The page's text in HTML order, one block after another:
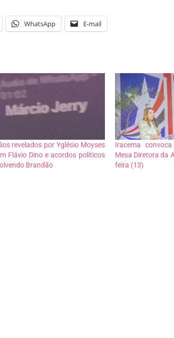
WhatsApp E-mail
revelados por Yglésio Moyses
Flávio Dino e acordos políticos
Brandão
Iracema
Mesa Diretora da
feira (13)